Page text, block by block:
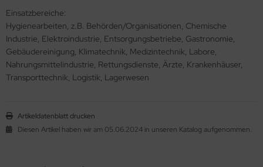
Einsatzbereiche:
Hygienearbeiten, z.B. Behörden/Organisationen, Chemische
Industrie, Elektroindustrie, Entsorgungsbetriebe, Gastronomie,
Gebäudereinigung, Klimatechnik, Medizintechnik, Labore,
Nahrungsmittelindustrie, Rettungsdienste, Ärzte, Krankenhäuser,
Transporttechnik, Logistik, Lagerwesen
Artikeldatenblatt drucken
Diesen Artikel haben wir am 05.06.2024 in unseren Katalog aufgenommen.